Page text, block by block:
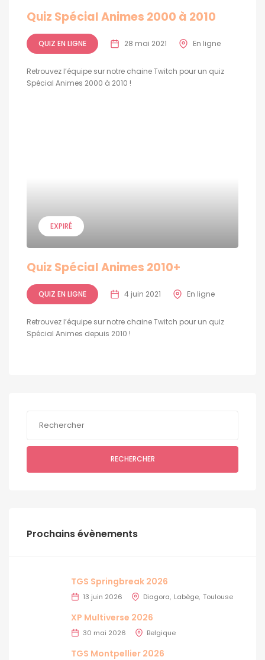
Quiz Spécial Animes 2000 à 2010
QUIZ EN LIGNE 28 mai 2021 En ligne
Retrouvez l’équipe sur notre chaine Twitch pour un quiz
Spécial Animes 2000 à 2010 !
EXPIRÉ
Quiz Spécial Animes 2010+
QUIZ EN LIGNE 4 juin 2021 En ligne
Retrouvez l’équipe sur notre chaine Twitch pour un quiz
Spécial Animes depuis 2010 !
RECHERCHER
Prochains évènements
TGS Springbreak 2026
13 juin 2026 Diagora Labège Toulouse
XP Multiverse 2026
30 mai 2026 Belgique
TGS Montpellier 2026